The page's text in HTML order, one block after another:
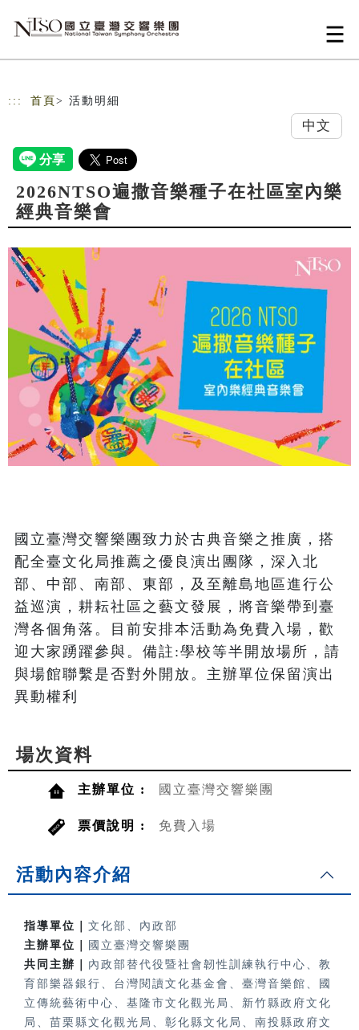
::: 首頁 > 活動明細
中文
2026NTSO遍撒音樂種子在社區室內樂
經典音樂會
國立臺灣交響樂團致力於古典音樂之推廣，搭
配全臺文化局推薦之優良演出團隊，深入北
部、中部、南部、東部，及至離島地區進行公
益巡演，耕耘社區之藝文發展，將音樂帶到臺
灣各個角落。目前安排本活動為免費入場，歡
迎大家踴躍參與。備註:學校等半開放場所，請
與場館聯繫是否對外開放。主辦單位保留演出
異動權利
場次資料
主辦單位 : 國立臺灣交響樂團
票價說明 : 免費入場
活動內容介紹
指導單位｜ 文化部、內政部
主辦單位｜
國立臺灣交響樂團
共同主辦｜ 內政部替代役暨社會韌性訓練執行中心、教
育部樂器銀行、 台灣閱讀文化基金會、臺灣音樂館、國
立傳統藝術中心、基隆市文化觀光局、新竹縣政府文化
局、苗栗縣文化觀光局、彰化縣文化局、南投縣政府文